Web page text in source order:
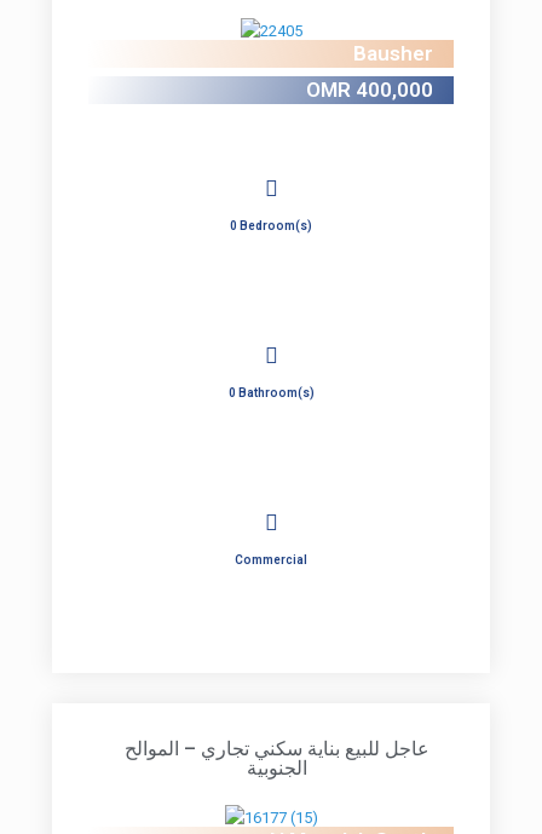
Bausher
OMR 400,000
0 Bedroom(s)
0 Bathroom(s)
Commercial
عاجل للبيع بناية سكني تجاري – الموالح
الجنوبية